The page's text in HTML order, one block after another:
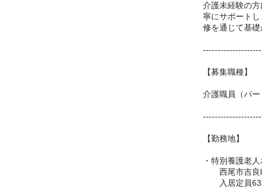
介護未経験の
寧にサポート
修を通じて基
【募集職種】
介護職員（パ
【勤務地】
・特別養護老
西尾市吉良
入居定員63